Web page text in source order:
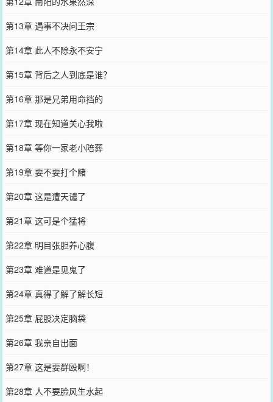
第13章 遇事不决问王宗
第14章 此人不除永不安宁
第15章 背后之人到底是谁？
第16章 那是兄弟用命挡的
第17章 现在知道关心我啦
第18章 等你一家老小陪葬
第19章 要不要打个赌
第20章 这是遭天谴了
第21章 这可是个猛将
第22章 明目张胆养心腹
第23章 难道是见鬼了
第24章 真得了解了解长短
第25章 屁股决定脑袋
第26章 我亲自出面
第27章 这是要群殴啊！
第28章 人不要脸风生水起